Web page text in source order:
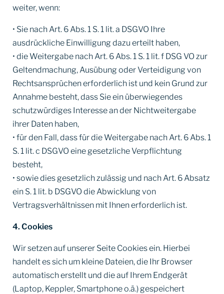
weiter, wenn:
• Sie nach Art. 6 Abs. 1 S. 1 lit. a DSGVO Ihre
ausdrückliche Einwilligung dazu erteilt haben,
• die Weitergabe nach Art. 6 Abs. 1 S. 1 lit. f DSG VO zur
Geltendmachung, Ausübung oder Verteidigung von
Rechtsansprüchen erforderlich ist und kein Grund zur
Annahme besteht, dass Sie ein überwiegendes
schutzwürdiges Interesse an der Nichtweitergabe
ihrer Daten haben,
• für den Fall, dass für die Weitergabe nach Art. 6 Abs. 1
S. 1 lit. c DSGVO eine gesetzliche Verpflichtung
besteht,
• sowie dies gesetzlich zulässig und nach Art. 6 Absatz
ein S. 1 lit. b DSGVO die Abwicklung von
Vertragsverhältnissen mit Ihnen erforderlich ist.
4. Cookies
Wir setzen auf unserer Seite Cookies ein. Hierbei
handelt es sich um kleine Dateien, die Ihr Browser
automatisch erstellt und die auf Ihrem Endgerät
(Laptop, Keppler, Smartphone o.ä.) gespeichert